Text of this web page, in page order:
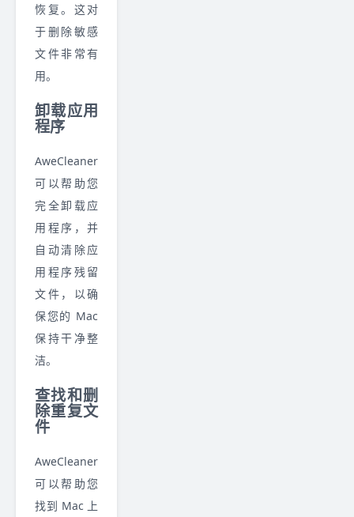
恢复。这对
于删除敏感
文件非常有
用。
卸载应用
程序
AweCleaner
可以帮助您
完全卸载应
用程序，并
自动清除应
用程序残留
文件，以确
保您的 Mac
保持干净整
洁。
查找和删
除重复文
件
AweCleaner
可以帮助您
找到 Mac 上